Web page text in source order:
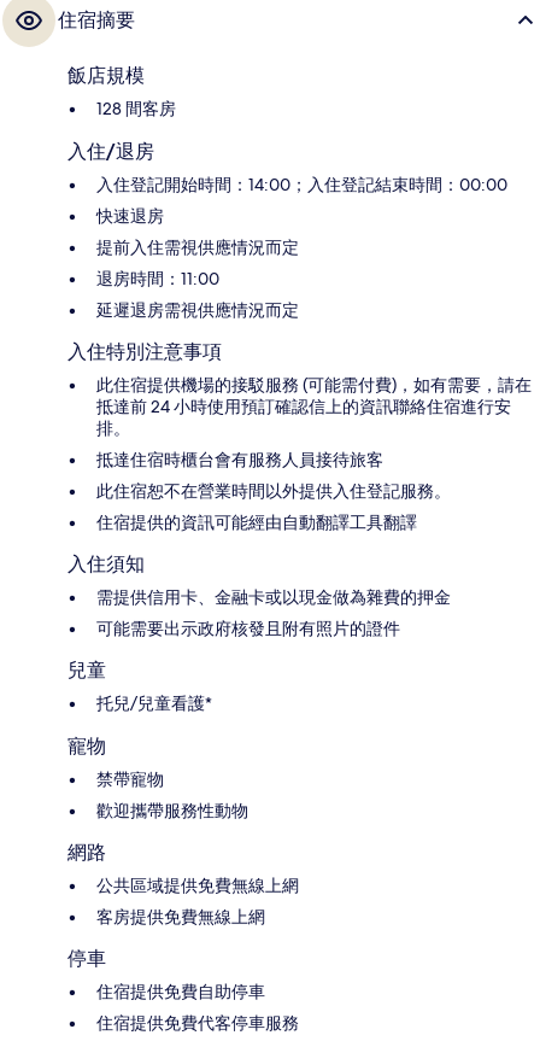
住宿摘要
飯店規模
128 間客房
入住/退房
入住登記開始時間：14:00；入住登記結束時間：00:00
快速退房
提前入住需視供應情況而定
退房時間：11:00
延遲退房需視供應情況而定
入住特別注意事項
此住宿提供機場的接駁服務 (可能需付費)，如有需要，請在
抵達前 24 小時使用預訂確認信上的資訊聯絡住宿進行安
排。
抵達住宿時櫃台會有服務人員接待旅客
此住宿恕不在營業時間以外提供入住登記服務。
住宿提供的資訊可能經由自動翻譯工具翻譯
入住須知
需提供信用卡、金融卡或以現金做為雜費的押金
可能需要出示政府核發且附有照片的證件
兒童
托兒/兒童看護*
寵物
禁帶寵物
歡迎攜帶服務性動物
網路
公共區域提供免費無線上網
客房提供免費無線上網
停車
住宿提供免費自助停車
住宿提供免費代客停車服務